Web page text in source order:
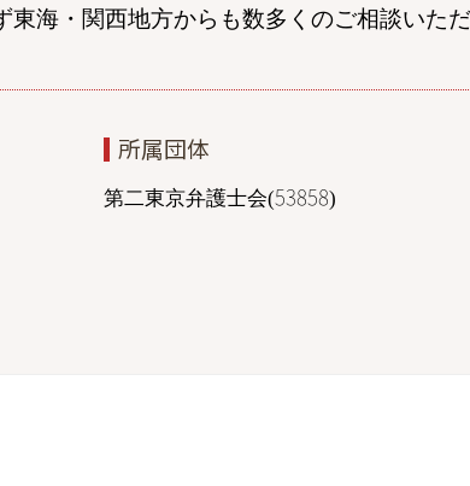
虎ノ門 協議離婚 弁護士
債務整理 弁護士 相談 港区
海・関西地方からも数多くのご相談いた
所属団体
第二東京弁護士会(53858)